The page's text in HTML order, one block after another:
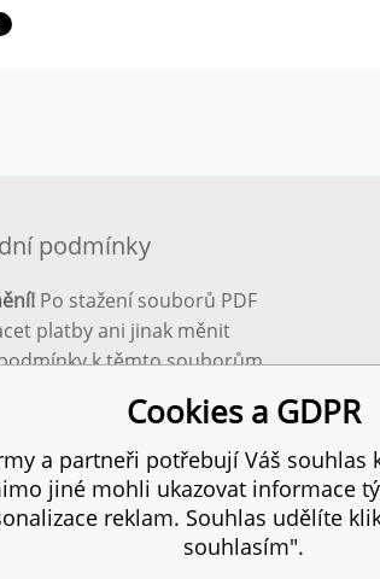
podmínky
Po stažení souborů PDF
platby ani jinak měnit
k těmto souborům.
vyhrazena.
Cookies a GDPR
a partneři potřebují Váš souhlas
jiné mohli ukazovat informace
reklam. Souhlas udělíte
souhlasím".